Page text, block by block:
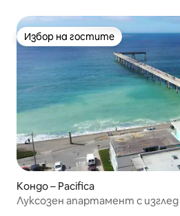
Избор на гостите
Избор на гостите
Кондо – Pacifica
Луксозен апартамент с